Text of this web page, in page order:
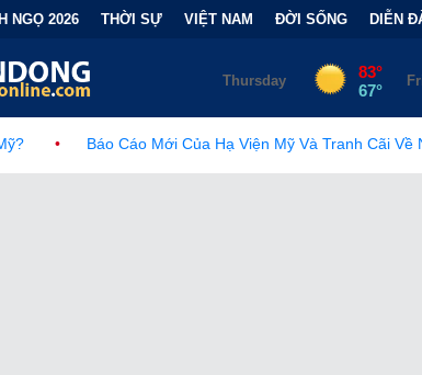
NGỌ 2026 THỜI SỰ VIỆT NAM ĐỜI SỐNG DIỄN
Của Hạ Viện Mỹ Và Tranh Cãi Về Nguồn Gốc SARS-